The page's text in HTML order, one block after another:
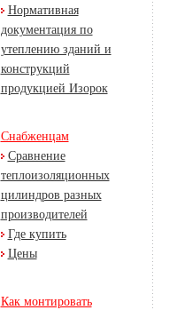
Нормативная
документация по
утеплению зданий и
конструкций
продукцией Изорок
Снабженцам
Сравнение
теплоизоляционных
цилиндров разных
производителей
Где купить
Цены
Как монтировать